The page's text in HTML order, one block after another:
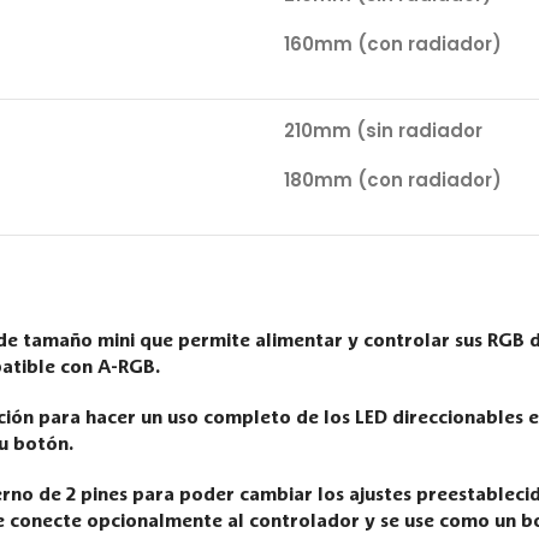
160mm (con radiador)
210mm (sin radiador
180mm (con radiador)
tamaño mini que permite alimentar y controlar sus RGB
con A-RGB.
para hacer un uso completo de los LED
botón.
de 2 pines para poder cambiar los ajustes
conecte opcionalmente al controlador y se use como un